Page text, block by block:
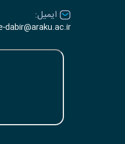
ایمیل:
dabir@araku.ac.ir